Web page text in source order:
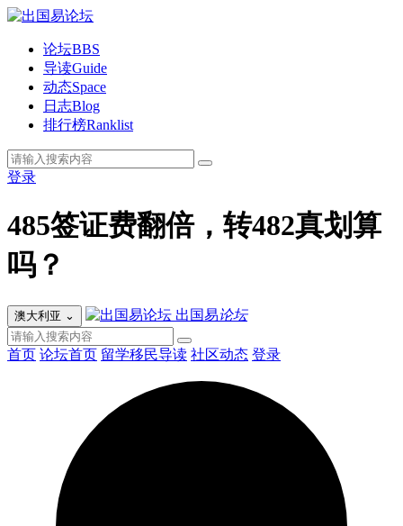
论坛BBS
导读Guide
动态Space
日志Blog
排行榜Ranklist
登录
485签证费翻倍，转482真划算
吗？
澳大利亚 ⌄ 出国易论坛
首页 论坛首页 留学移民导读 社区动态 登录